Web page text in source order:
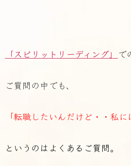
「スピリットリーディング」 で
ご質問の中でも、
「転職したいんだけど・・私
というのはよくあるご質問。